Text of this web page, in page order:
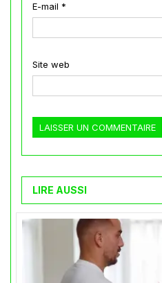
E-mail *
Site web
LIRE AUSSI